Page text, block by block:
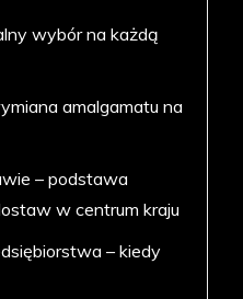
wybór na każdą
amalgamatu na
– podstawa
w centrum kraju
– kiedy